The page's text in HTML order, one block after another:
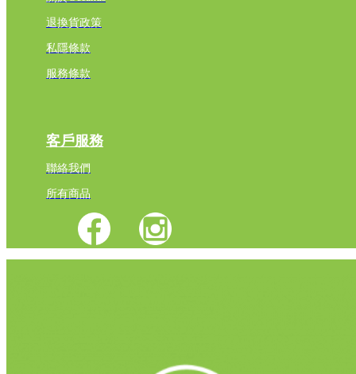
退換貨政策
私隱條款
服務條款
客戶服務
聯絡我們
所有商品